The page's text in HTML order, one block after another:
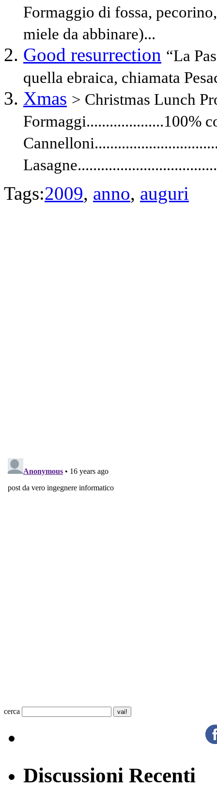
Formaggio di fossa,
miele da abbinare)...
Good resurrection “La
quella ebraica, chiamata
Xmas > Christmas Lunch
Formaggi....................100%
Tags:2009, anno, auguri
cerca
Discussioni Recenti